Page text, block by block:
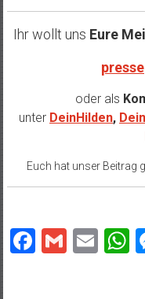
Ihr wollt uns Eure
oder als
unter DeinHilden,
Euch hat unser Beitrag
Facebook
Gmail